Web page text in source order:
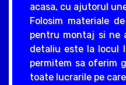
acasa, cu ajutorul
Folosim materiale
pentru montaj si ne
detaliu este la locul
permitem sa oferim
toate lucrarile pe